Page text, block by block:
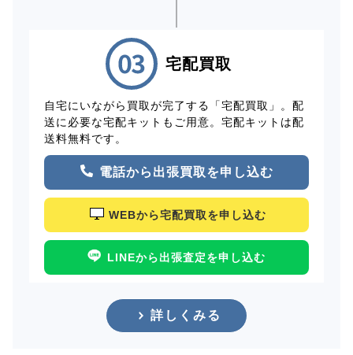
宅配買取
自宅にいながら買取が完了する「宅配買取」。配
送に必要な宅配キットもご用意。宅配キットは配
送料無料です。
電話から出張買取を申し込む
WEBから宅配買取を申し込む
LINEから出張査定を申し込む
詳しくみる